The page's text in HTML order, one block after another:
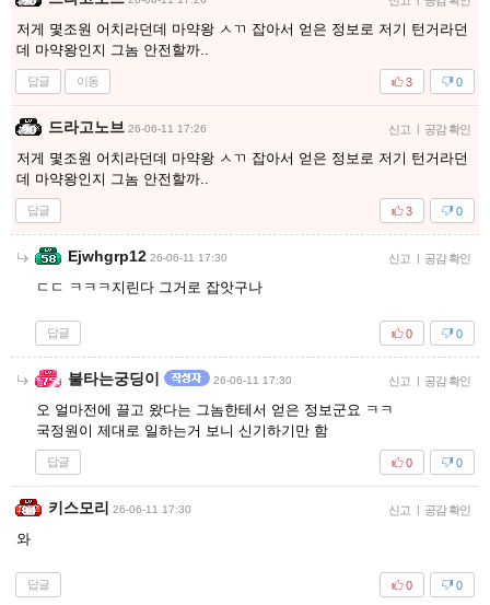
저게 몇조원 어치라던데 마약왕 ㅅㄲ 잡아서 얻은 정보로 저기 턴거라던
데 마약왕인지 그놈 안전할까..
답글 이동 0
3
드라고노브 26-06-11 17:26 신고 | 공감 확인
저게 몇조원 어치라던데 마약왕 ㅅㄲ 잡아서 얻은 정보로 저기 턴거라던
데 마약왕인지 그놈 안전할까..
답글 0
3
Ejwhgrp12 26-06-11 17:30 신고 | 공감 확인
ㄷㄷ ㅋㅋㅋ지린다 그거로 잡앗구나
답글 0
0
불타는궁딩이 26-06-11 17:30 신고 | 공감 확인
오 얼마전에 끌고 왔다는 그놈한테서 얻은 정보군요 ㅋㅋ
국정원이 제대로 일하는거 보니 신기하기만 함
답글 0
0
키스모리 26-06-11 17:30 신고 | 공감 확인
와
답글 0
0